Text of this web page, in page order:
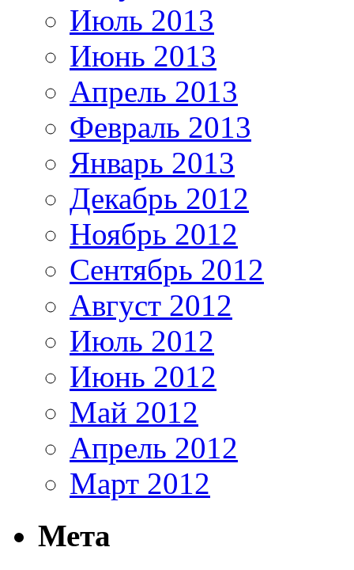
Июль 2013
Июнь 2013
Апрель 2013
Февраль 2013
Январь 2013
Декабрь 2012
Ноябрь 2012
Сентябрь 2012
Август 2012
Июль 2012
Июнь 2012
Май 2012
Апрель 2012
Март 2012
Мета